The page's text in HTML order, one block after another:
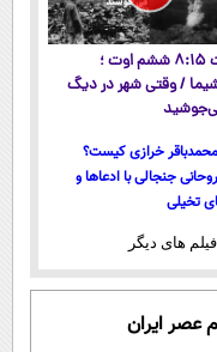
ساعت ۸:۱۵ ششم اوت ؛
/ وقتی شهر در دیگ
محمدباقر خرازی کیست؟
روحانی جنجالی با ادعاها و
تخیلی
فیلم های دیگر
عصر ایران